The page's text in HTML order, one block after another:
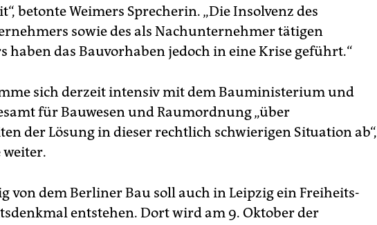
betonte Weimers Sprecherin. „Die Insolvenz des
sowie des als Nachunternehmer tätigen
haben das Bauvorhaben jedoch in eine Krise geführt.“
sich derzeit intensiv mit dem Bauministerium und
für Bauwesen und Raumordnung „über
der Lösung in dieser rechtlich schwierigen Situation ab“,
weiter.
von dem Berliner Bau soll auch in Leipzig ein Freiheits-
entstehen. Dort wird am 9. Oktober der